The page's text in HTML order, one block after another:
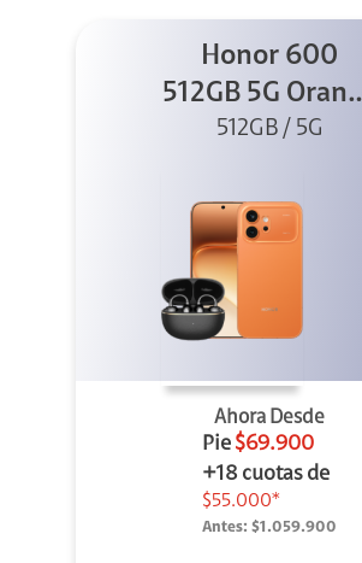
Honor 600
512GB 5G
+ Clip 2
512GB / 5G
Ahora Desde
Pie $69.900
+18 cuotas de
$55.000*
Antes: $1.059.900